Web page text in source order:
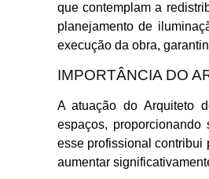
que contemplam a
planejamento de
execução da obra,
IMPORTÂNCIA DO
A atuação do Arquiteto
espaços,
esse profissional contribui
aumentar